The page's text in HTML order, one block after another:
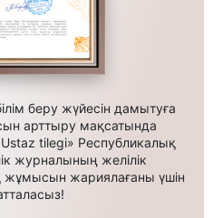
беру жүйесін дамытуға
арттыру мақсатында
tilegi» Республикалық
журналының желілік
жариялағаны үшін